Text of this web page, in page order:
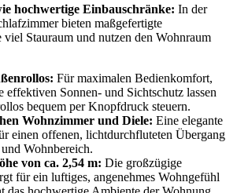
hochwertige Einbauschränke: In der
bieten maßgefertigte
viel Stauraum und nutzen den Wohnraum
Für maximalen Bedienkomfort,
effektiven Sonnen- und Sichtschutz lassen
bequem per Knopfdruck steuern.
Wohnzimmer und Diele: Eine elegante
einen offenen, lichtdurchfluteten Übergang
Wohnbereich.
von ca. 2,54 m: Die großzügige
für ein luftiges, angenehmes Wohngefühl